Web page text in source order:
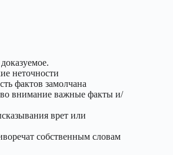
неточности
фактов замолчана
внимание важные факты и/
врет или
собственным словам